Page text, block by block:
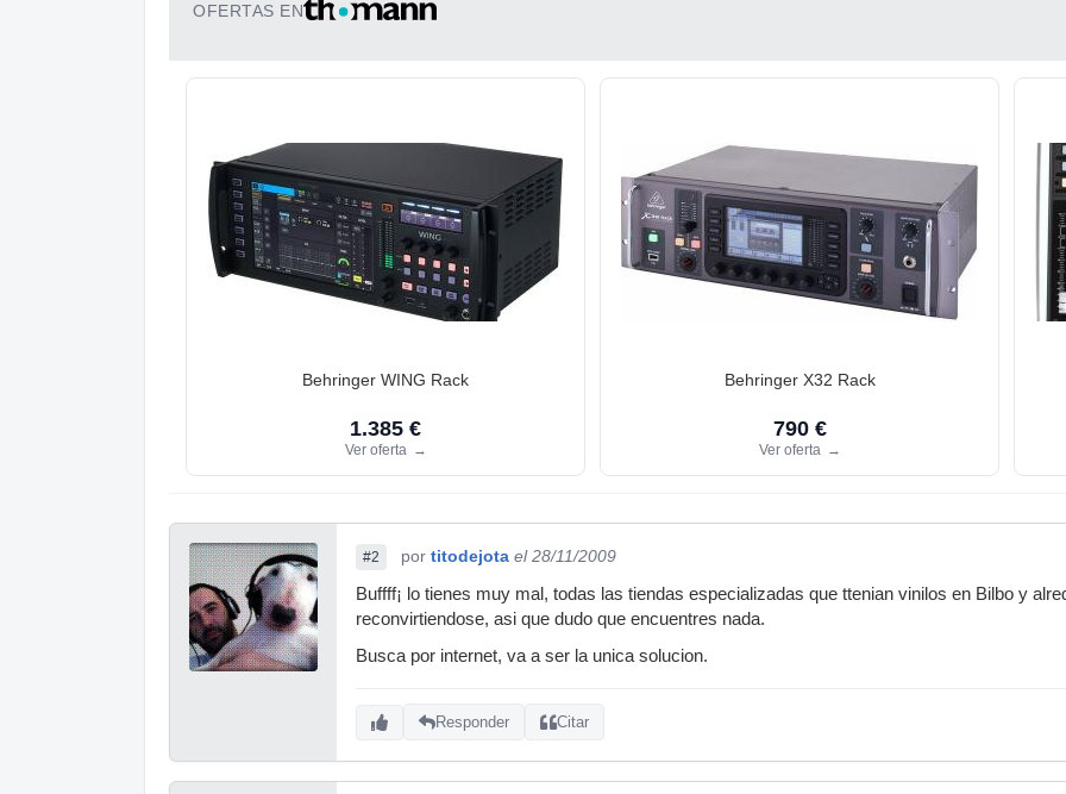
OFERTAS EN
Behringer WING Rack
1.385 €
Ver oferta →
Behringer X32 Rack
790 €
Ver oferta →
#2 por titodejota el 28/11/2009
Buffff¡ lo tienes muy mal, todas las tiendas especializadas que ttenian vinilos en Bilbo y
reconvirtiendose, asi que dudo que encuentres nada.
Busca por internet, va a ser la unica solucion.
Responder Citar